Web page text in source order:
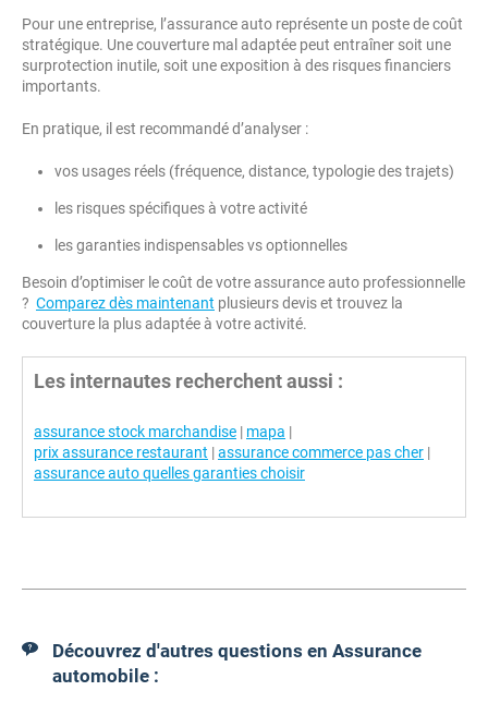
Pour une entreprise, l’assurance auto représente un poste de coût
stratégique. Une couverture mal adaptée peut entraîner soit une
surprotection inutile, soit une exposition à des risques financiers
importants.
En pratique, il est recommandé d’analyser :
vos usages réels (fréquence, distance, typologie des trajets)
les risques spécifiques à votre activité
les garanties indispensables vs optionnelles
Besoin d’optimiser le coût de votre assurance auto professionnelle
? Comparez dès maintenant plusieurs devis et trouvez la
couverture la plus adaptée à votre activité.
Les internautes recherchent aussi :
assurance stock marchandise | mapa |
prix assurance restaurant |assurance commerce pas cher |
assurance auto quelles garanties choisir
Découvrez d'autres questions en Assurance
automobile :